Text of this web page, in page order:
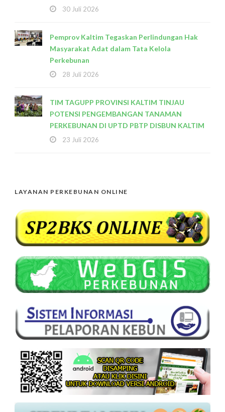
30 Juli 2026
Pemprov Kaltim Tegaskan Perlindungan Hak
Masyarakat Adat dalam Tata Kelola
Perkebunan
28 Juli 2026
TIM TAGUPP PROVINSI KALTIM TINJAU
POTENSI PENGEMBANGAN TANAMAN
PERKEBUNAN DI UPTD PBTP DISBUN KALTIM
23 Juli 2026
LAYANAN PERKEBUNAN ONLINE